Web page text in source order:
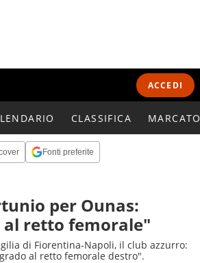
ACCEDI
CLASSIFICA
Fonti preferite
per Ounas:
retto femorale"
di Fiorentina-Napoli, il club azzurro:
al retto femorale destro".